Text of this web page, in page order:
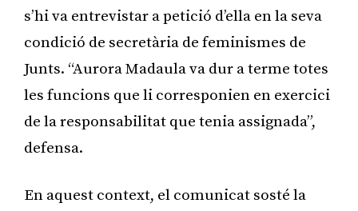
s’hi va entrevistar a petició d’ella en la seva
condició de secretària de feminismes de
Junts. “Aurora Madaula va dur a terme totes
les funcions que li corresponien en exercici
de la responsabilitat que tenia assignada”,
defensa.
En aquest context, el comunicat sosté la